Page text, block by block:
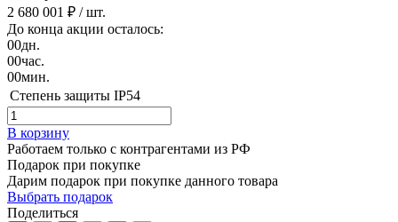
2 680 001 ₽ / шт.
До конца акции осталось:
00дн.
00час.
00мин.
Степень защиты IP54
В корзину
Работаем только с контрагентами из РФ
Подарок при покупке
Дарим подарок при покупке данного товара
Выбрать подарок
Поделиться